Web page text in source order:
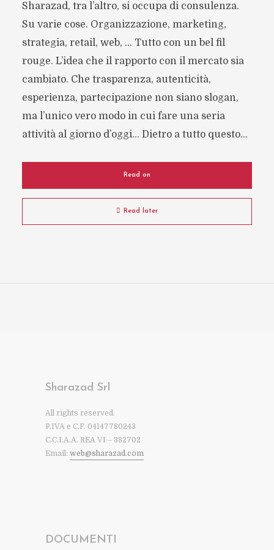
Sharazad, tra l’altro, si occupa di consulenza.
Su varie cose. Organizzazione, marketing,
strategia, retail, web, … Tutto con un bel fil
rouge. L’idea che il rapporto con il mercato sia
cambiato. Che trasparenza, autenticità,
esperienza, partecipazione non siano slogan,
ma l’unico vero modo in cui fare una seria
attività al giorno d’oggi… Dietro a tutto questo...
Read on
Read later
Sharazad Srl
All rights reserved.
P.IVA e C.F. 04147780243
C.C.I.A.A. REA VI – 382702
Email: web@sharazad.com
DOCUMENTI